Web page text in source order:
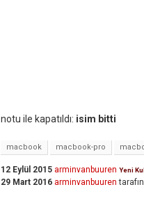
notu ile kapatıldı: isim bitti
macbook macbook-pro
12 Eylül 2015 arminvanbuuren Yeni
29 Mart 2016 arminvanbuuren